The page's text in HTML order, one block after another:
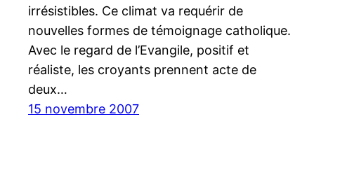
irrésistibles. Ce climat va requérir de
nouvelles formes de témoignage catholique.
Avec le regard de l’Evangile, positif et
réaliste, les croyants prennent acte de
deux…
15 novembre 2007